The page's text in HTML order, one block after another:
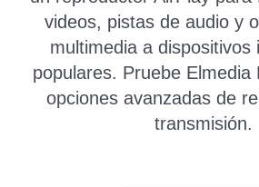
videos, pistas de audio y
multimedia a dispositivos
populares. Pruebe Elmedia
opciones avanzadas de
transmisión.